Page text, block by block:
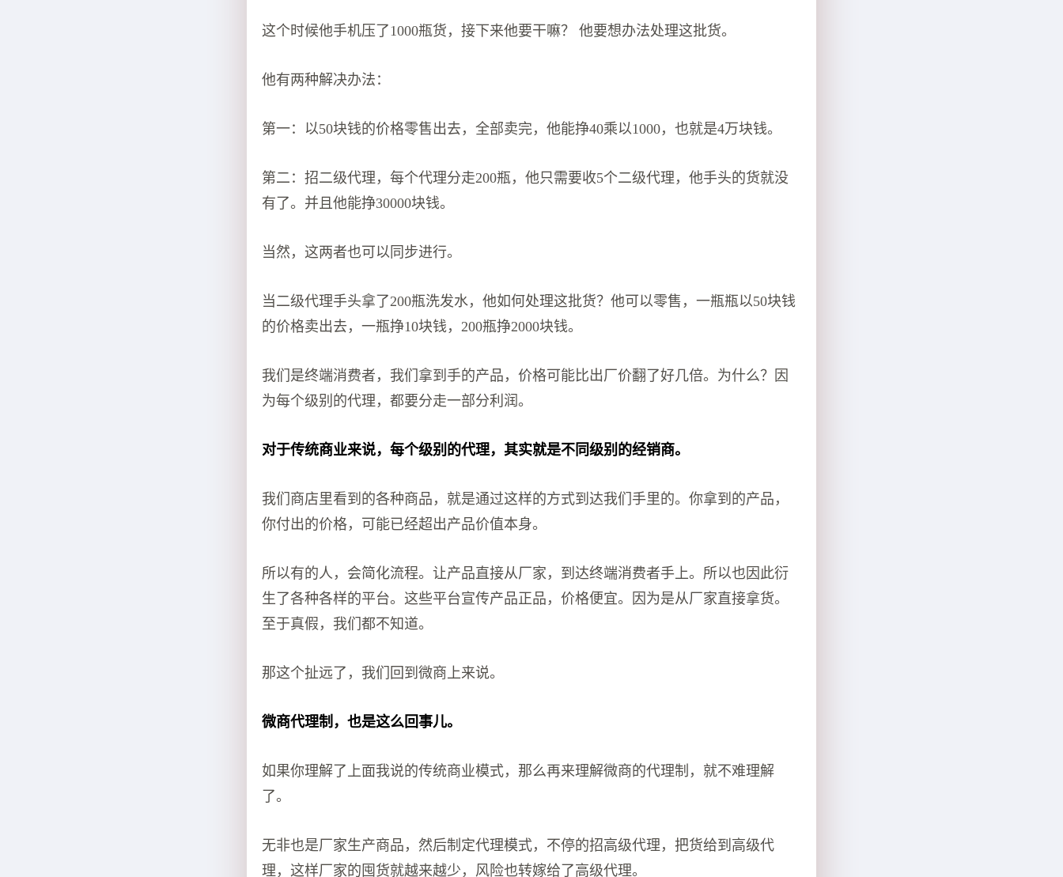
这个时候他手机压了1000瓶货，接下来他要干嘛？ 他要想办法处理这批货。
他有两种解决办法：
第一：以50块钱的价格零售出去，全部卖完，他能挣40乘以1000，也就是4万块钱。
第二：招二级代理，每个代理分走200瓶，他只需要收5个二级代理，他手头的货就没
有了。并且他能挣30000块钱。
当然，这两者也可以同步进行。
当二级代理手头拿了200瓶洗发水，他如何处理这批货？他可以零售，一瓶瓶以50块钱
的价格卖出去，一瓶挣10块钱，200瓶挣2000块钱。
我们是终端消费者，我们拿到手的产品，价格可能比出厂价翻了好几倍。为什么？因
为每个级别的代理，都要分走一部分利润。
对于传统商业来说，每个级别的代理，其实就是不同级别的经销商。
我们商店里看到的各种商品，就是通过这样的方式到达我们手里的。你拿到的产品，
你付出的价格，可能已经超出产品价值本身。
所以有的人，会简化流程。让产品直接从厂家，到达终端消费者手上。所以也因此衍
生了各种各样的平台。这些平台宣传产品正品，价格便宜。因为是从厂家直接拿货。
至于真假，我们都不知道。
那这个扯远了，我们回到微商上来说。
微商代理制，也是这么回事儿。
如果你理解了上面我说的传统商业模式，那么再来理解微商的代理制，就不难理解
了。
无非也是厂家生产商品，然后制定代理模式，不停的招高级代理，把货给到高级代
理，这样厂家的囤货就越来越少，风险也转嫁给了高级代理。